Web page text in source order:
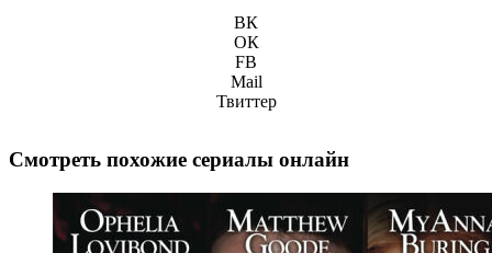
ВК
ОК
FB
Mail
Твиттер
Смотреть похожие сериалы онлайн